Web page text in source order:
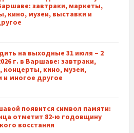
завтраки, маркеты,
кино, музеи, выставки и
на выходные 31 июля – 2
г. в Варшаве: завтраки,
концерты, кино, музеи,
и многое другое
появится символ памяти:
отметит 82-ю годовщину
восстания